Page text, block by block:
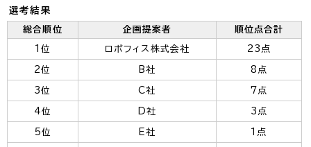
選考結果
総合順位 企画提案者 順位点合計
1位 ロボフィス株式会社 23点
2位 B社 8点
3位 C社 7点
4位 D社 3点
5位 E社 1点